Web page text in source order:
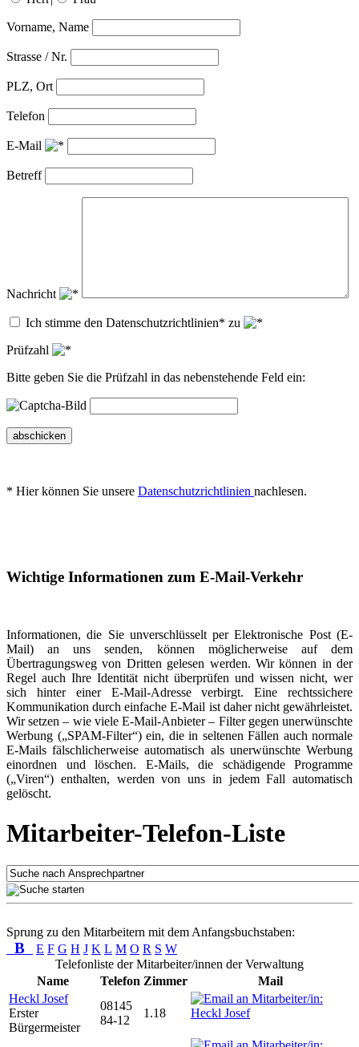
Vorname, Name
Strasse / Nr.
PLZ, Ort
Telefon
E-Mail
Betreff
Nachricht
Ich stimme den Datenschutzrichtlinien* zu
Prüfzahl
Bitte geben Sie die Prüfzahl in das nebenstehende Feld ein:
abschicken
* Hier können Sie unsere Datenschutzrichtlinien nachlesen.
Wichtige Informationen zum E-Mail-Verkehr
Informationen, die Sie unverschlüsselt per Elektronische Post (E-
Mail) an uns senden, können möglicherweise auf dem
Übertragungsweg von Dritten gelesen werden. Wir können in der
Regel auch Ihre Identität nicht überprüfen und wissen nicht, wer
sich hinter einer E-Mail-Adresse verbirgt. Eine rechtssichere
Kommunikation durch einfache E-Mail ist daher nicht gewährleistet.
Wir setzen – wie viele E-Mail-Anbieter – Filter gegen unerwünschte
Werbung („SPAM-Filter“) ein, die in seltenen Fällen auch normale
E-Mails fälschlicherweise automatisch als unerwünschte Werbung
einordnen und löschen. E-Mails, die schädigende Programme
(„Viren“) enthalten, werden von uns in jedem Fall automatisch
gelöscht.
Mitarbeiter-Telefon-Liste
Sprung zu den Mitarbeitern mit dem Anfangsbuchstaben:
B E F G H J K L M O R S W
Telefonliste der Mitarbeiter/innen der Verwaltung
Name
Telefon Zimmer
Mail
Heckl Josef
Erster
Bürgermeister
08145
84-12
1.18